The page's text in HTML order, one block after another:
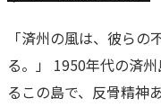
「済州の風は、彼ら
る。」 1950年代の済
るこの島で、反骨精神